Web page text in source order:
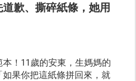
歉、撕碎紙條，她用
！11歲的安東，生媽媽的
果你把這紙條拼回來，就